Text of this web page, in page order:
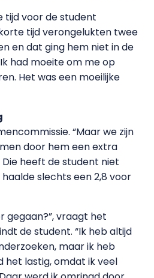
tijd voor de student
tijd verongelukten twee
en dat ging hem niet in de
had moeite om me op
Het was een moeilijke
“Maar we zijn
door hem een extra
heeft de student niet
slechts een 2,8 voor
gegaan?”, vraagt het
de student. “Ik heb altijd
maar ik heb
het lastig, omdat ik veel